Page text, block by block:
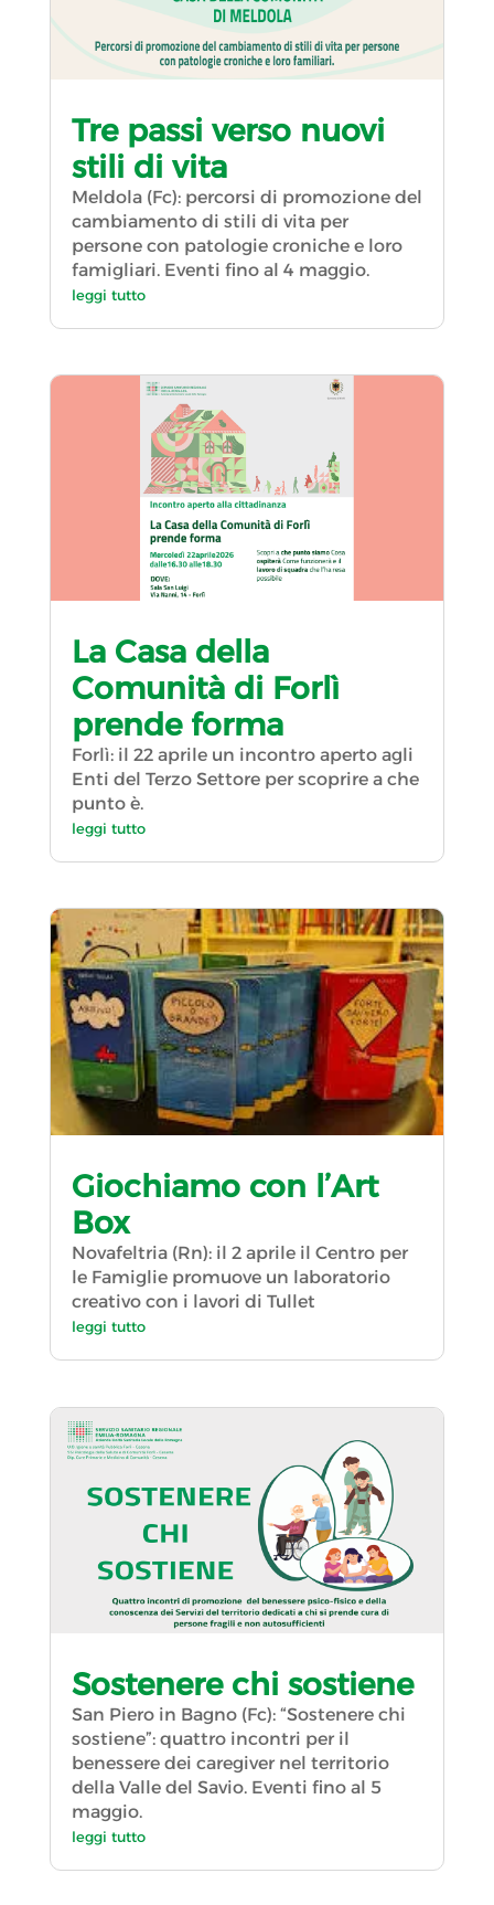
Tre passi verso nuovi
stili di vita
Meldola (Fc): percorsi di promozione del
cambiamento di stili di vita per
persone con patologie croniche e loro
famigliari. Eventi fino al 4 maggio.
leggi tutto
La Casa della
Comunità di Forlì
prende forma
Forlì: il 22 aprile un incontro aperto agli
Enti del Terzo Settore per scoprire a che
punto è.
leggi tutto
Giochiamo con l’Art
Box
Novafeltria (Rn): il 2 aprile il Centro per
le Famiglie promuove un laboratorio
creativo con i lavori di Tullet
leggi tutto
Sostenere chi sostiene
San Piero in Bagno (Fc): “Sostenere chi
sostiene”: quattro incontri per il
benessere dei caregiver nel territorio
della Valle del Savio. Eventi fino al 5
maggio.
leggi tutto